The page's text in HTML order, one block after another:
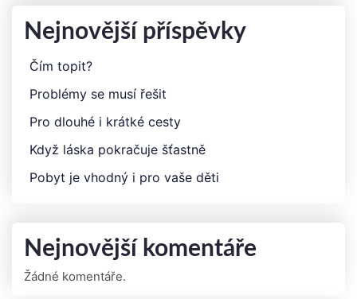
Nejnovější příspěvky
Čím topit?
Problémy se musí řešit
Pro dlouhé i krátké cesty
Když láska pokračuje šťastně
Pobyt je vhodný i pro vaše děti
Nejnovější komentáře
Žádné komentáře.